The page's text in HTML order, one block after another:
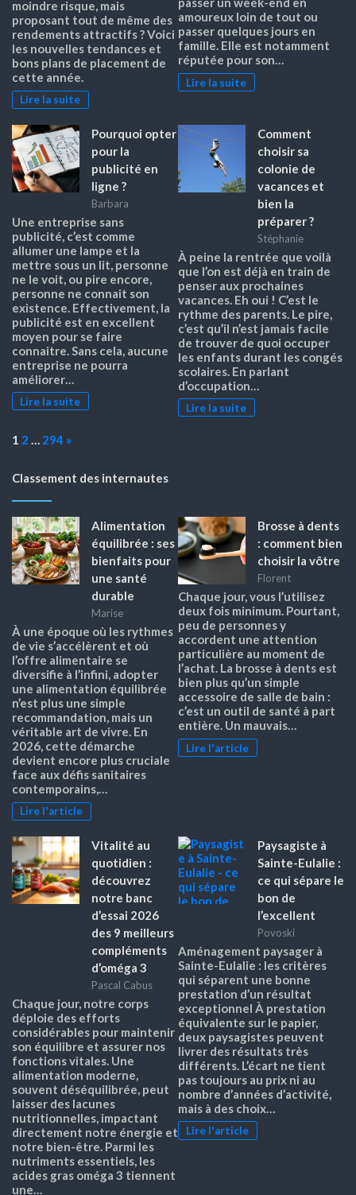
moindre risque, mais
proposant tout de même des
rendements attractifs ? Voici
les nouvelles tendances et
bons plans de placement de
cette année.
Lire la suite
amoureux loin de tout ou
passer quelques jours en
famille. Elle est notamment
réputée pour son…
Lire la suite
Pourquoi opter
pour la
publicité en
ligne ?
Barbara
Une entreprise sans
publicité, c’est comme
allumer une lampe et la
mettre sous un lit, personne
ne le voit, ou pire encore,
personne ne connait son
existence. Effectivement, la
publicité est en excellent
moyen pour se faire
connaitre. Sans cela, aucune
entreprise ne pourra
améliorer…
Lire la suite
Comment
choisir sa
colonie de
vacances et
bien la
préparer ?
Stéphanie
À peine la rentrée que voilà
que l’on est déjà en train de
penser aux prochaines
vacances. Eh oui ! C’est le
rythme des parents. Le pire,
c’est qu’il n’est jamais facile
de trouver de quoi occuper
les enfants durant les congés
scolaires. En parlant
d’occupation…
Lire la suite
Page:
1 2 … 294 Next
»
Classement des internautes
Alimentation
équilibrée : ses
bienfaits pour
une santé
durable
Marise
À une époque où les rythmes
de vie s’accélèrent et où
l’offre alimentaire se
diversifie à l’infini, adopter
une alimentation équilibrée
n’est plus une simple
recommandation, mais un
véritable art de vivre. En
2026, cette démarche
devient encore plus cruciale
face aux défis sanitaires
contemporains,…
Lire l'article
Brosse à dents
: comment bien
choisir la vôtre
Florent
Chaque jour, vous l’utilisez
deux fois minimum. Pourtant,
peu de personnes y
accordent une attention
particulière au moment de
l’achat. La brosse à dents est
bien plus qu’un simple
accessoire de salle de bain :
c’est un outil de santé à part
entière. Un mauvais…
Lire l'article
Vitalité au
quotidien :
découvrez
notre banc
d’essai 2026
des 9 meilleurs
compléments
d’oméga 3
Pascal Cabus
Chaque jour, notre corps
déploie des efforts
considérables pour maintenir
son équilibre et assurer nos
fonctions vitales. Une
alimentation moderne,
souvent déséquilibrée, peut
laisser des lacunes
nutritionnelles, impactant
directement notre énergie et
notre bien-être. Parmi les
nutriments essentiels, les
acides gras oméga 3 tiennent
une…
Paysagiste à
Sainte-Eulalie :
ce qui sépare le
bon de
l’excellent
Povoski
Aménagement paysager à
Sainte-Eulalie : les critères
qui séparent une bonne
prestation d’un résultat
exceptionnel À prestation
équivalente sur le papier,
deux paysagistes peuvent
livrer des résultats très
différents. L’écart ne tient
pas toujours au prix ni au
nombre d’années d’activité,
mais à des choix…
Lire l'article